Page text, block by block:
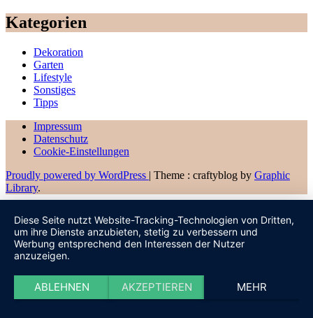
Kategorien
Dekoration
Garten
Lifestyle
Sonstiges
Tipps
Impressum
Datenschutz
Cookie-Einstellungen
Proudly powered by WordPress | Theme : craftyblog by Graphic
Library.
Diese Seite nutzt Website-Tracking-Technologien von Dritten,
um ihre Dienste anzubieten, stetig zu verbessern und
Werbung entsprechend den Interessen der Nutzer
anzuzeigen.
ABLEHNEN AKZEPTIEREN MEHR